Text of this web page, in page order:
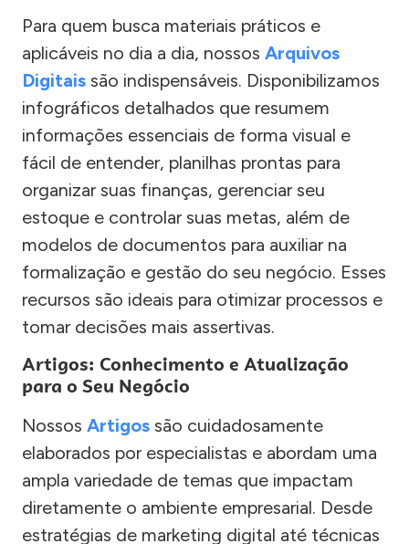
Para quem busca materiais práticos e
aplicáveis no dia a dia, nossos Arquivos
Digitais são indispensáveis. Disponibilizamos
infográficos detalhados que resumem
informações essenciais de forma visual e
fácil de entender, planilhas prontas para
organizar suas finanças, gerenciar seu
estoque e controlar suas metas, além de
modelos de documentos para auxiliar na
formalização e gestão do seu negócio. Esses
recursos são ideais para otimizar processos e
tomar decisões mais assertivas.
Artigos: Conhecimento e Atualização
para o Seu Negócio
Nossos Artigos são cuidadosamente
elaborados por especialistas e abordam uma
ampla variedade de temas que impactam
diretamente o ambiente empresarial. Desde
estratégias de marketing digital até técnicas